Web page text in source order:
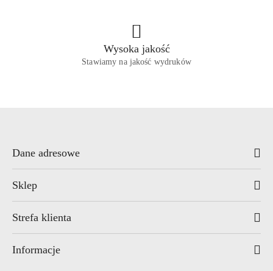
Wysoka jakość
Stawiamy na jakość wydruków
Dane adresowe
Sklep
Strefa klienta
Informacje